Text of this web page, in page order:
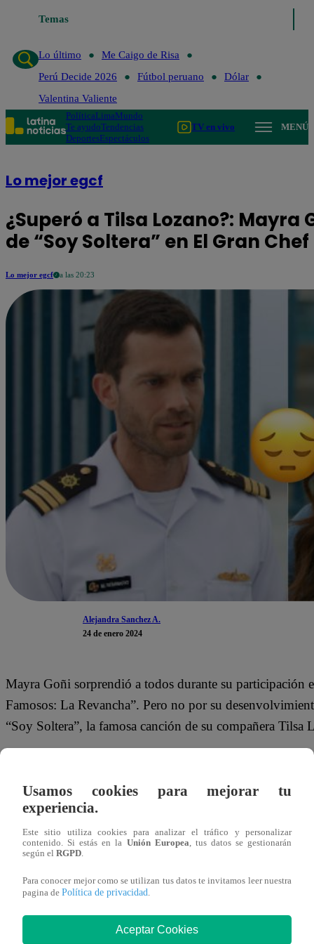
Temas
Lo último
Me Caigo de Risa
Perú Decide 2026
Fútbol peruano
Dólar
Valentina Valiente
PolíticaLimaMundo
Te ayudoTendencias
DeportesEspectáculos
TV en vivo MENÚ
Lo mejor egcf
¿Superó a Tilsa Lozano?:
de “Soy Soltera” en El Gran
Lo mejor egcf a las 20:23
Alejandra Sanchez A.
24 de enero 2024
Mayra Goñi sorprendió a todos durante su participación
Famosos: La Revancha”. Pero no por su
“Soy Soltera”, la famosa canción de su compañera Tilsa
creando así su propia canción.
Este miércoles 24 de enero, se emite un nuevo episodio
Mayra Goñi, Christian Ysla, Mónica Torres y Mauricio
salvarse de la Noche de Sentencia. ¿Quién lo conseguirá?
Usamos cookies para mejorar tu
experiencia.
Este sitio utiliza cookies para analizar el tráfico y personalizar
contenido. Si estás en la Unión Europea, tus datos se gestionarán
según el RGPD.
Para conocer mejor como se utilizan tus datos te invitamos leer nuestra
pagina de Política de privacidad.
Aceptar Cookies